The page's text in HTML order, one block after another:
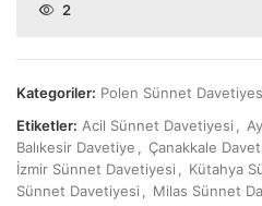
2
Kategoriler: Polen Sünnet
Etiketler: Acil Sünnet Davetiyesi
Balıkesir Davetiye
Çanakkale
İzmir Sünnet Davetiyesi
Kütahya
Sünnet Davetiyesi
Milas Sünnet